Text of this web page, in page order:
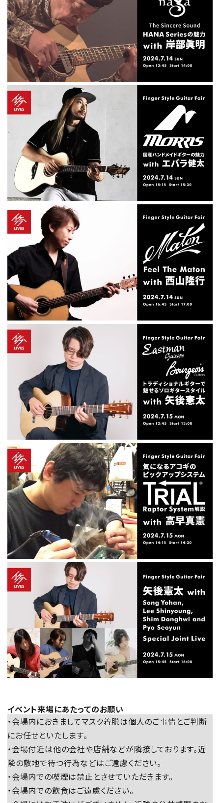
イベント来場にあたってのお願い
・会場内におきましてマスク着脱は個人のご事情とご判断
にお任せといたします。
・会場付近は他の会社や店舗などが隣接しております。近
隣の敷地で待つ行為などはご遠慮ください。
・会場内での喫煙は禁止とさせていただきます。
・会場内での飲食はご遠慮ください。